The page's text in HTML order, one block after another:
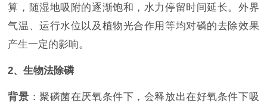
算，随湿地吸附的逐渐饱和，水力停留时间延长。外界
气温、运行水位以及植物光合作用等均对磷的去除效果
产生一定的影响。
2、生物法除磷
背景 ：聚磷菌在厌氧条件下，会释放出在好氧条件下吸